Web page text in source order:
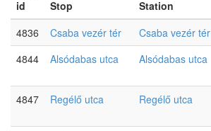
id
Stop Station
4836
Csaba vezér tér Csaba vezér tér
4844
Alsódabas utca Alsódabas utca
4847 Regélő utca Regélő utca